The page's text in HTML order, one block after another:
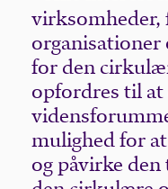
virksomheder,
organisationer
for den
opfordres til at
mulighed for
og påvirke